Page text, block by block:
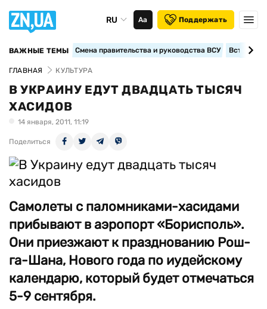
RU Аа Поддержать
ВАЖНЫЕ ТЕМЫ Смена правительства и руководства ВСУ
ГЛАВНАЯ КУЛЬТУРА
В УКРАИНУ ЕДУТ ДВАДЦАТЬ ТЫСЯЧ
ХАСИДОВ
14 января, 2011, 11:19
Поделиться
Самолеты с паломниками-хасидами
прибывают в аэропорт «Борисполь».
Они приезжают к празднованию Рош-
га-Шана, Нового года по иудейскому
календарю, который будет отмечаться
5-9 сентября.